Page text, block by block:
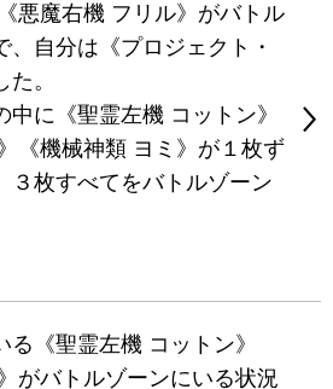
悪魔右機 フリル》がバトル
、自分は《プロジェクト・
。
に《聖霊左機 コットン》
《機械神類 ヨミ》が１枚ず
３枚すべてをバトルゾーン
《聖霊左機 コットン》
がバトルゾーンにいる状況